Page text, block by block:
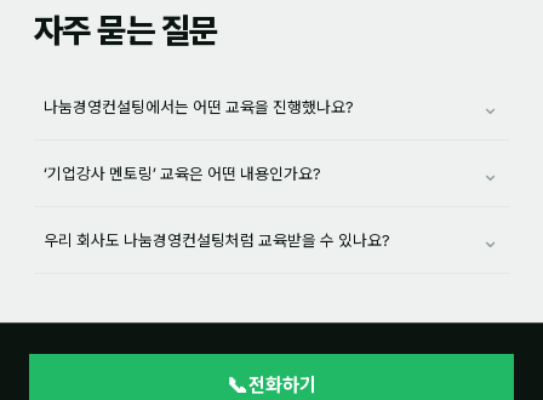
자주 묻는 질문
나눔경영컨설팅에서는 어떤 교육을 진행했나요? ⌄
‘기업강사 멘토링’ 교육은 어떤 내용인가요? ⌄
우리 회사도 나눔경영컨설팅처럼 교육받을 수 있나요? ⌄
📞전화하기